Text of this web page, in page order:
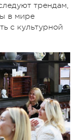
трендам,
в мире
с культурной